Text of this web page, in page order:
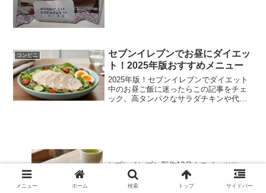
コンビニ
セブンイレブンでお昼にダイエッ
ト！2025年版おすすめメニュー
2025年版！セブンイレブンでダイエット
中のお昼ご飯に迷ったらこの記事をチェ
ック。高タンパクなサラダチキンや代謝
セブンイレブン新作12月！スイーツや
700円弁当の実食口コミ
メニュー ホーム 検索 トップ サイドバー